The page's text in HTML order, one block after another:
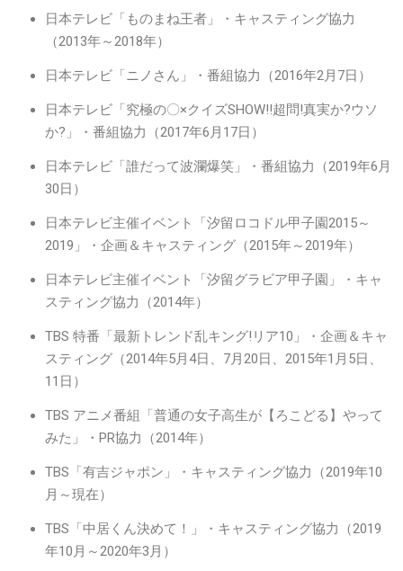
日本テレビ「ものまね王者」・キャスティング協力
（2013年～2018年）
日本テレビ「ニノさん」・番組協力（2016年2月7日）
日本テレビ「究極の〇×クイズSHOW!!超問!真実か?ウソ
か?」・番組協力（2017年6月17日）
日本テレビ「誰だって波瀾爆笑」・番組協力（2019年6月
30日）
日本テレビ主催イベント「汐留ロコドル甲子園2015～
2019」・企画＆キャスティング（2015年～2019年）
日本テレビ主催イベント「汐留グラビア甲子園」・キャ
スティング協力（2014年）
TBS 特番「最新トレンド乱キング!リア10」・企画＆キャ
スティング（2014年5月4日、7月20日、2015年1月5日、
11日）
TBS アニメ番組「普通の女子高生が【ろこどる】やって
みた」・PR協力（2014年）
TBS「有吉ジャポン」・キャスティング協力（2019年10
月～現在）
TBS「中居くん決めて！」・キャスティング協力（2019
年10月～2020年3月）